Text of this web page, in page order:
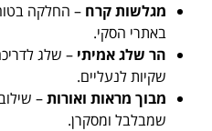
מגלשות קרח – החלקה
באתרי הסקי.
הר שלג אמיתי – שלג
שקיות לנעליים.
מבוך מראות ואורות–
שמבלבל ומסקרן.